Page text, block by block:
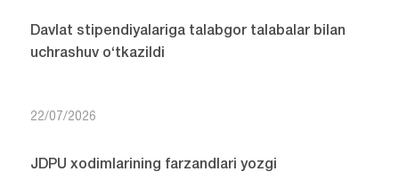
Davlat stipendiyalariga talabgor talabalar bilan
uchrashuv o‘tkazildi
22/07/2026
JDPU xodimlarining farzandlari yozgi